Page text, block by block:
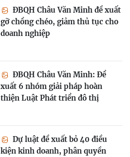
ĐBQH Châu Văn Minh đề xuất
gỡ chồng chéo, giảm thủ tục cho
doanh nghiệp
ĐBQH Châu Văn Minh: Đề
xuất 6 nhóm giải pháp hoàn
thiện Luật Phát triển đô thị
Dự luật đề xuất bỏ 40 điều
kiện kinh doanh, phân quyền